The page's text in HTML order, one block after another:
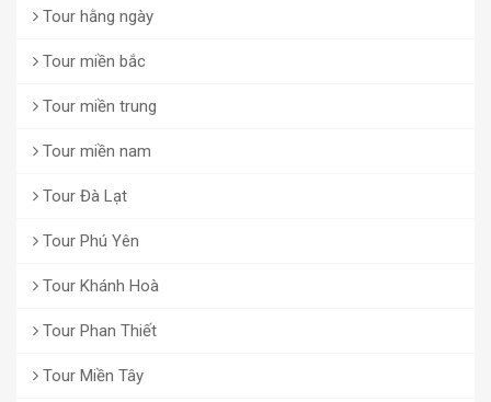
Tour hằng ngày
Tour miền bắc
Tour miền trung
Tour miền nam
Tour Đà Lạt
Tour Phú Yên
Tour Khánh Hoà
Tour Phan Thiết
Tour Miền Tây